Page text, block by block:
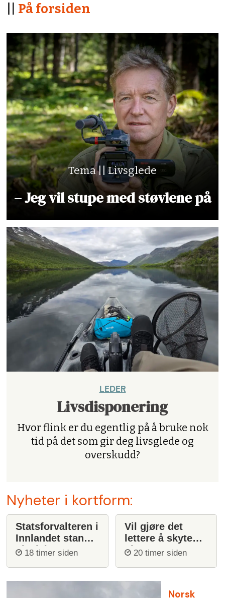
På forsiden
Tema || Livsglede
– Jeg vil stupe med støvlene på
LEDER
Livsdisponering
Hvor flink er du egentlig på å bruke nok
tid på det som gir deg livsglede og
overskudd?
Nyheter i kortform:
Statsforvalteren i
Innlandet stanser
ulvejakt
18 timer siden
Vil gjøre det
lettere å skyte
ulv20 timer siden
Norsk